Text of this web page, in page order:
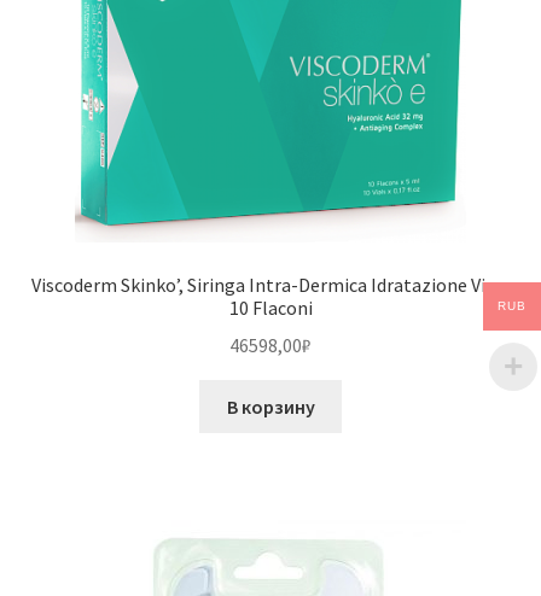
Viscoderm Skinko’, Siringa Intra-Dermica Idratazione Viso,
10 Flaconi
46598,00₽
В корзину
RUB